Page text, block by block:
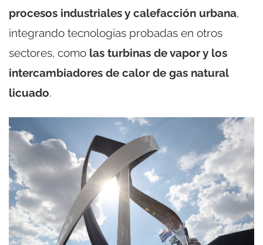
procesos industriales y calefacción urbana,
integrando tecnologías probadas en otros
sectores, como las turbinas de vapor y los
intercambiadores de calor de gas natural
licuado.